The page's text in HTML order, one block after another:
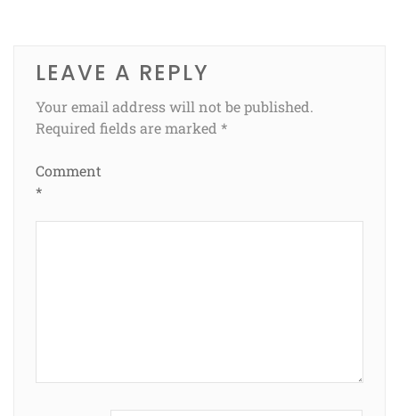
LEAVE A REPLY
Your email address will not be published.
Required fields are marked *
Comment
*